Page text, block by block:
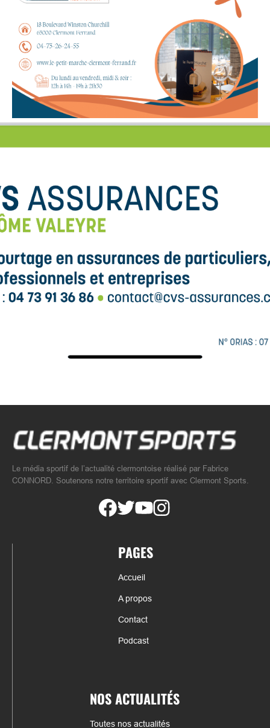
Le média sportif de l’actualité clermontoise réalisé par Fabrice
CONNORD. Soutenons notre territoire sportif avec Clermont Sports.
PAGES
Accueil
A propos
Contact
Podcast
NOS ACTUALITÉS
Toutes nos actualités